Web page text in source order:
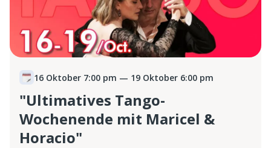
16 Oktober 7:00 pm — 19 Oktober 6:00 pm
"Ultimatives Tango-
Wochenende mit Maricel &
Horacio"